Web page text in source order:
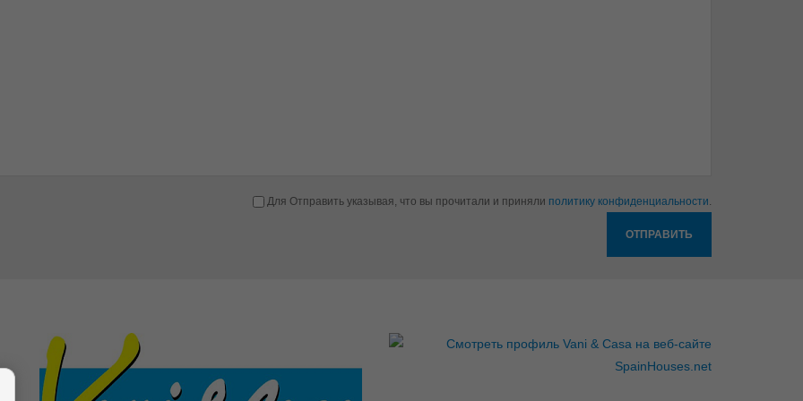
Для Отправить указывая, что вы прочитали и приняли политику конфиденциальности.